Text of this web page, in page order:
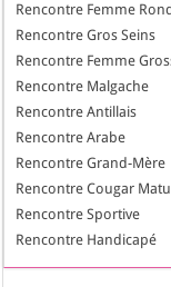
Rencontre Femme
Rencontre Gros Seins
Rencontre Femme
Rencontre Malgache
Rencontre Antillais
Rencontre Arabe
Rencontre Grand-Mère
Rencontre Cougar
Rencontre Sportive
Rencontre Handicapé